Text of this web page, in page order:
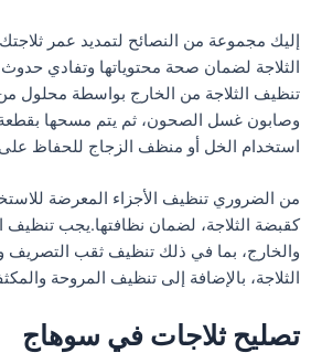
إليك مجموعة من النصائح لتمديد عمر
الثلاجة لضمان صحة محتوياتها وتفادي
تنظيف الثلاجة من الخارج بواسطة محلول
وصابون غسل الصحون، ثم يتم مسحها
استخدام الخل أو منظف الزجاج للحفاظ على
من الضروري تنظيف الأجزاء المعرضة
كقبضة الثلاجة، لضمان نظافتها.يجب تنظيف
والخارج، بما في ذلك تنظيف ثقب التصريف
الثلاجة، بالإضافة إلى تنظيف المروحة
تصليح ثلاجات في سوهاج